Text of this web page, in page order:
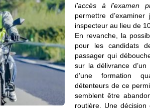
l’accès à l’examen
permettre
inspecteur au lieu de
En revanche, la
pour les candidats
passager qui
sur la délivrance
d’une formation
détenteurs de ce
semblent être
routière. Une